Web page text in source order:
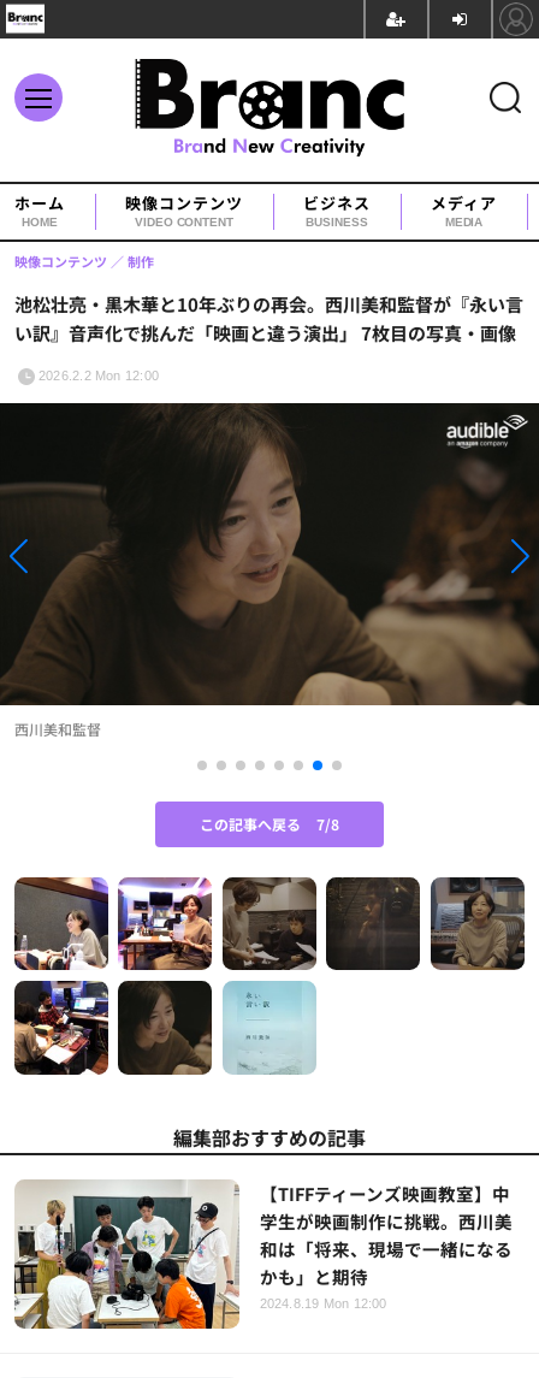
ホーム
HOME
映像コンテンツ
VIDEO CONTENT
ビジネス
BUSINESS
メディア
MEDIA
池松壮亮・黒木華と10年ぶりの再会。西川美和監督が『永い言
い訳』音声化で挑んだ「映画と違う演出」 7枚目の写真・画像
映像コンテンツ 制作
2026.2.2 Mon 12:00
西川美和監督
この記事へ戻る 7/8
編集部おすすめの記事
【TIFFティーンズ映画教室】中
学生が映画制作に挑戦。西川美
和は「将来、現場で一緒になる
かも」と期待
2024.8.19 Mon 12:00